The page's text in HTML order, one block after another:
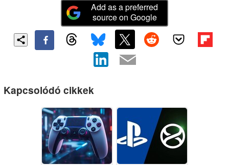
Add as a preferred
source on Google
Kapcsolódó cikkek